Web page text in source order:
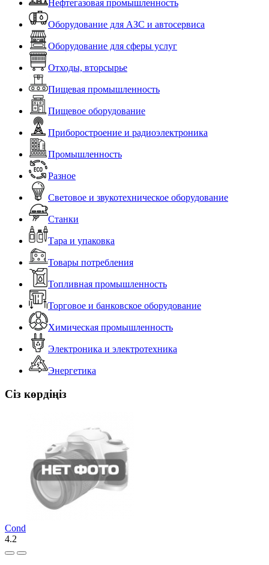
Нефтегазовая промышленность
Оборудование для АЗС и автосервиса
Оборудование для сферы услуг
Отходы, вторсырье
Пищевая промышленность
Пищевое оборудование
Приборостроение и радиоэлектроника
Промышленность
Разное
Световое и звукотехническое оборудование
Станки
Тара и упаковка
Товары потребления
Топливная промышленность
Торговое и банковское оборудование
Химическая промышленность
Электроника и электротехника
Энергетика
Сіз көрдіңіз
Cond
4.2